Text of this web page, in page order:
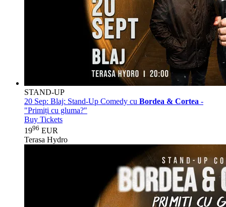
STAND-UP
20 Sep: Blaj: Stand-Up Comedy cu Bordea & Cortea -
"Primiți cu gluma?"
Buy Tickets
1996 EUR
Terasa Hydro